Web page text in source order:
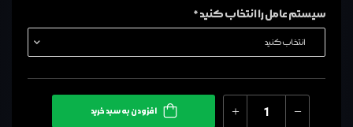
سیستم عامل را انتخاب کنید *
افزودن به سبد خرید